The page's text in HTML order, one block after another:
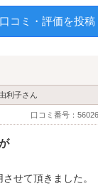
口コミ・評価を投稿
利子さん
口コミ番号：56026
せて頂きました。